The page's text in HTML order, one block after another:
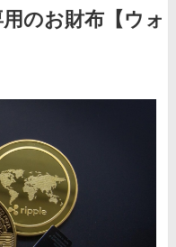
のお財布【ウォ